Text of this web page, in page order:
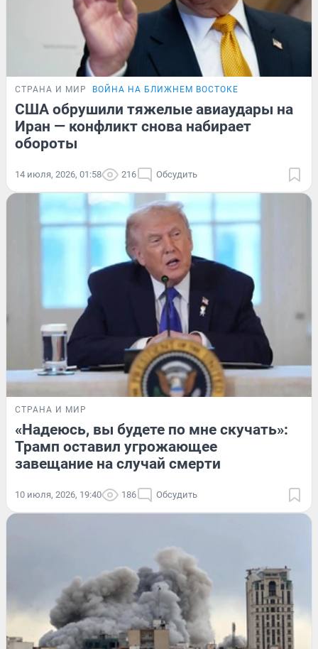
СТРАНА И МИР ВОЙНА НА БЛИЖНЕМ ВОСТОКЕ
США обрушили тяжелые авиаудары на
Иран — конфликт снова набирает
обороты
14 июля, 2026, 01:58 216 Обсудить
СТРАНА И МИР
«Надеюсь, вы будете по мне скучать»:
Трамп оставил угрожающее
завещание на случай смерти
10 июля, 2026, 19:40 186 Обсудить